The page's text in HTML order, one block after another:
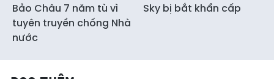
Bảo Châu 7 năm tù vì
tuyên truyền chống Nhà
nước
Sky bị bắt khẩn cấp